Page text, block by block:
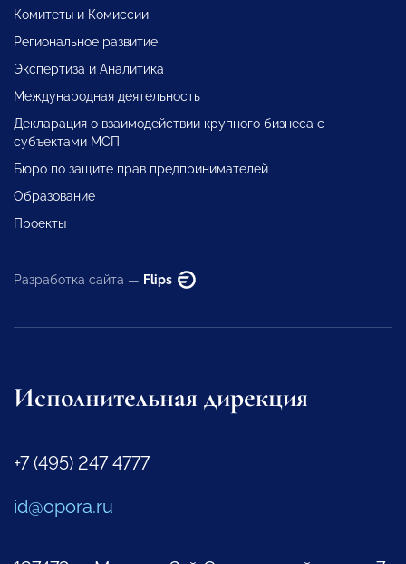
Комитеты и Комиссии
Региональное развитие
Экспертиза и Аналитика
Международная деятельность
Декларация о взаимодействии крупного бизнеса с
субъектами МСП
Бюро по защите прав предпринимателей
Образование
Проекты
Разработка сайта — Flips
Исполнительная дирекция
+7 (495) 247 4777
id@opora.ru